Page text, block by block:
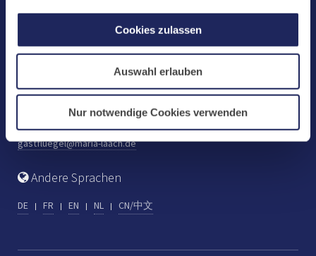
Cookies zulassen
Auswahl erlauben
Nur notwendige Cookies verwenden
Fax: +49 (0) 2652 59-359
www.maria-laach.de
Tel: +49 (0) 2652 59-313
Fax: +49 (0) 2652 59-282
gastfluegel@maria-laach.de
Andere Sprachen
DE FR EN NL CN/中文